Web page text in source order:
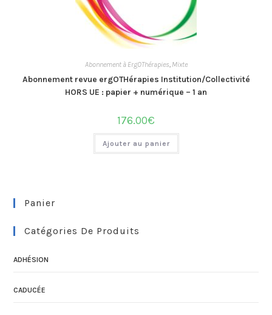
Abonnement à ErgOThérapies, Mixte
Abonnement revue ergOTHérapies Institution/Collectivité
HORS UE : papier + numérique – 1 an
176.00€
Ajouter au panier
Panier
Catégories De Produits
ADHÉSION
CADUCÉE